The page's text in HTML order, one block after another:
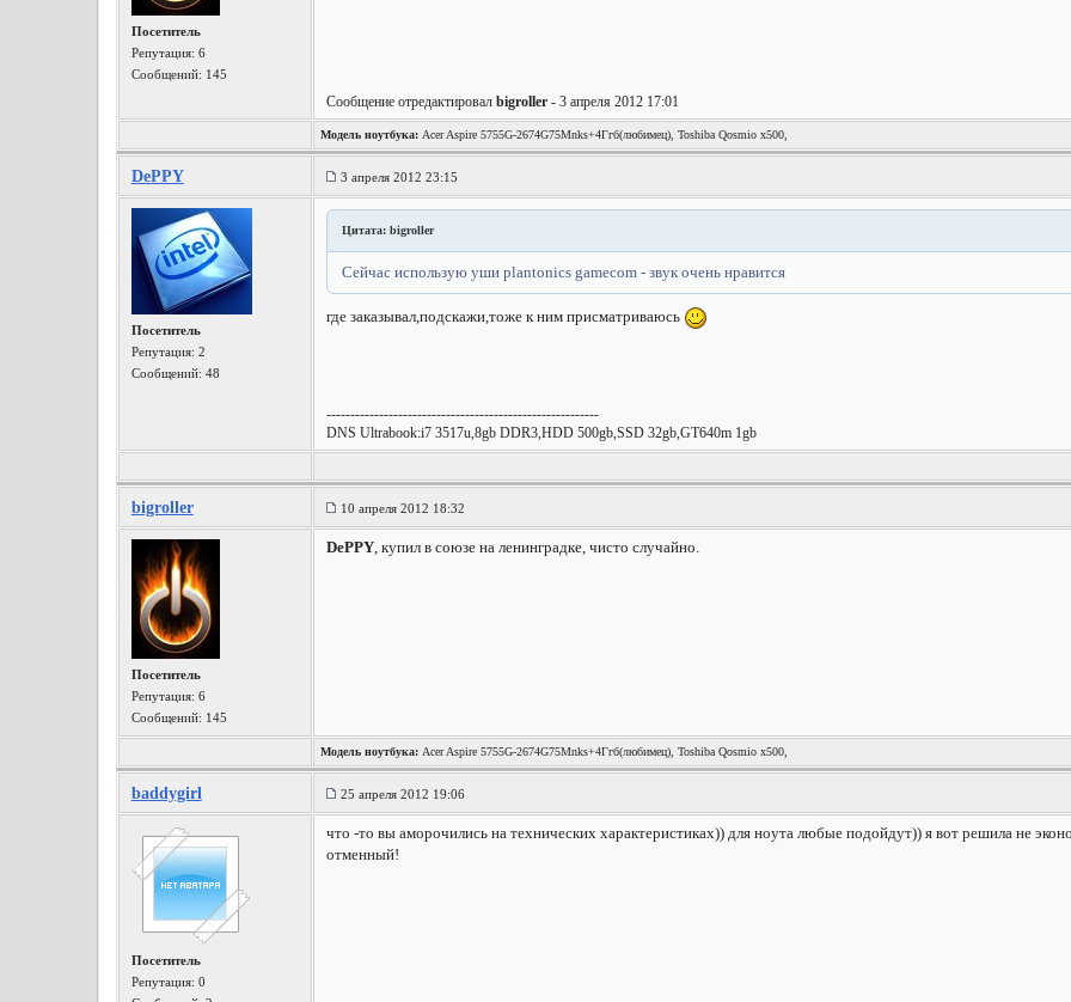
Посетитель
Репутация: 6
Сообщений: 145
Сообщение отредактировал bigroller- 3 апреля 2012 17:01
Модель ноутбука:Acer Aspire 5755G-2674G75Mnks+4Ггб(любимец), Toshiba Qosmio x500,
DePPY 3 апреля 2012 23:15
Посетитель
Репутация: 2
Сообщений: 48
Цитата: bigroller
Сейчас использую уши plantonics gamecom - звук очень нравится
где заказывал,подскажи,тоже к ним присматриваюсь
---------------------------------------------------------
DNS Ultrabook:i7 3517u,8gb DDR3,HDD 500gb,SSD 32gb,GT640m 1gb
bigroller 10 апреля 2012 18:32
Посетитель
Репутация: 6
Сообщений: 145
DePPY, купил в союзе на ленинградке, чисто случайно.
Модель ноутбука:Acer Aspire 5755G-2674G75Mnks+4Ггб(любимец), Toshiba Qosmio x500,
baddygirl 25 апреля 2012 19:06
Посетитель
Репутация: 0
что -то вы аморочились на технических характеристиках)) для ноута любые подойдут)) я вот решила не
отменный!